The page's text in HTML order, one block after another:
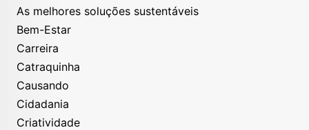
As melhores soluções sustentáveis
Bem-Estar
Carreira
Catraquinha
Causando
Cidadania
Criatividade